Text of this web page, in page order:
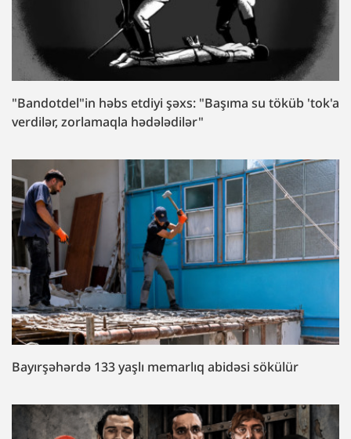
"Bandotdel"in həbs etdiyi şəxs: "Başıma su töküb 'tok'a
verdilər, zorlamaqla hədələdilər"
Bayırşəhərdə 133 yaşlı memarlıq abidəsi sökülür